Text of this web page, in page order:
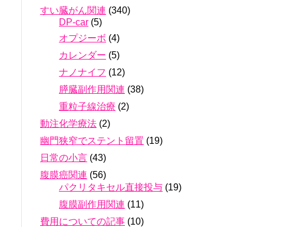
すい臓がん関連 (340)
DP-car (5)
オプジーボ (4)
カレンダー (5)
ナノナイフ (12)
膵臓副作用関連 (38)
重粒子線治療 (2)
動注化学療法 (2)
幽門狭窄でステント留置 (19)
日常の小言 (43)
腹膜癌関連 (56)
パクリタキセル直接投与 (19)
腹膜副作用関連 (11)
費用についての記事 (10)